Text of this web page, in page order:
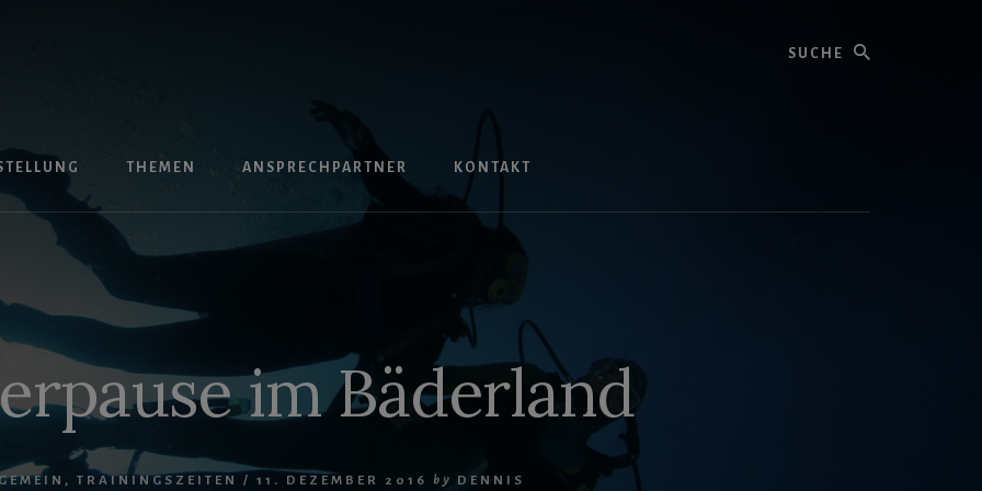
THEMEN ANSPRECHPARTNER KONTAKT
im Bäderland
, TRAININGSZEITEN / 11. DEZEMBER 2016 by DENNIS